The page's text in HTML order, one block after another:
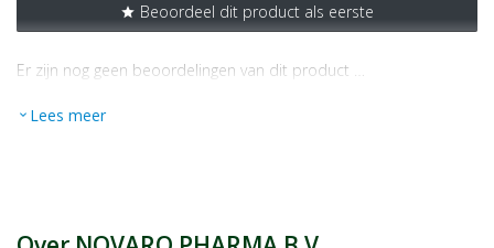
star Beoordeel dit product als eerste
Er zijn nog geen beoordelingen van dit product …
expand_more Lees meer